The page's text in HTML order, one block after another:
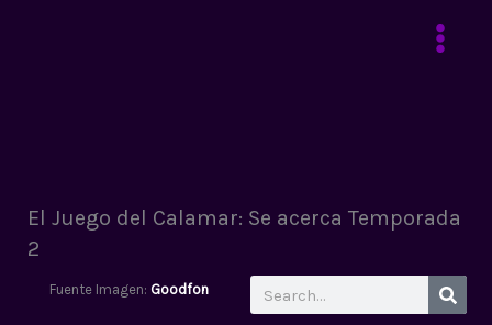
El Juego del Calamar: Se acerca Temporada
2
Fuente Imagen: Goodfon Search